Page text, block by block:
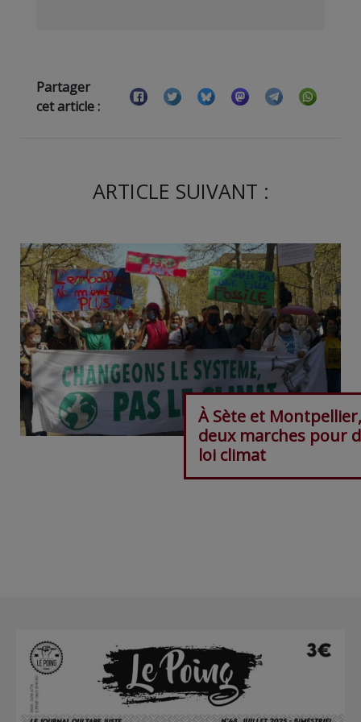
Partager
cet article :
ARTICLE SUIVANT :
À Sète et Montpellier,
deux marches pour
loi climat